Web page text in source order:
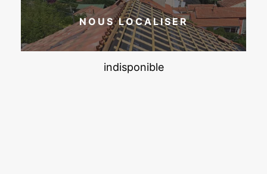
NOUS LOCALISER
indisponible